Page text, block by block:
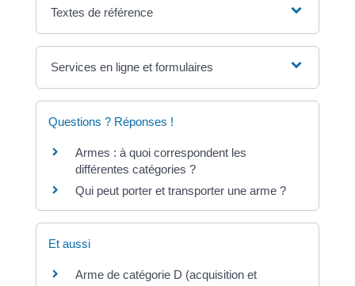
Textes de référence
Services en ligne et formulaires
Questions ? Réponses !
Armes : à quoi correspondent les
différentes catégories ?
Qui peut porter et transporter une arme ?
Et aussi
Arme de catégorie D (acquisition et